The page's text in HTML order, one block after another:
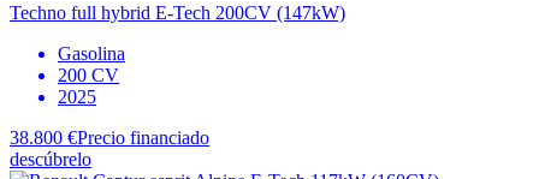
Techno full hybrid E-Tech 200CV (147kW)
Gasolina
200 CV
2025
38.800 €Precio financiado
descúbrelo